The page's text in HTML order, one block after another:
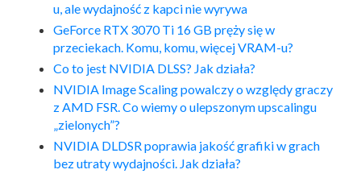
u, ale wydajność z kapci nie wyrywa
GeForce RTX 3070 Ti 16 GB pręży się w
przeciekach. Komu, komu, więcej VRAM-u?
Co to jest NVIDIA DLSS? Jak działa?
NVIDIA Image Scaling powalczy o względy graczy
z AMD FSR. Co wiemy o ulepszonym upscalingu
„zielonych”?
NVIDIA DLDSR poprawia jakość grafiki w grach
bez utraty wydajności. Jak działa?